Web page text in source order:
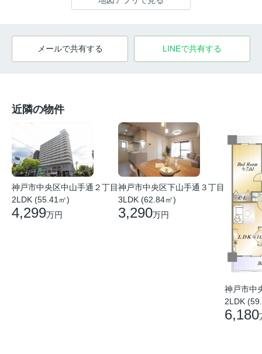
メールで共有する LINEで共有する
近隣の物件
神戸市中央区中山手通２丁目
2LDK (55.41㎡)
4,299万円
神戸市中央区下山手通３丁目
3LDK (62.84㎡)
3,290万円
神戸市中
2LDK
6,180